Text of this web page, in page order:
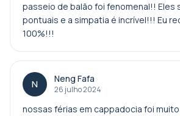
passeio de balão foi fenomenal!! Eles
pontuais e a simpatia é incrível!!! Eu
100%!!!
N Neng Fafa
26 julho 2024
nossas férias em cappadocia foi